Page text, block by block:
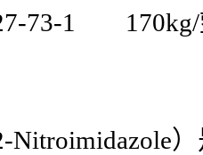
73-1 170kg/
Nitroimidazole